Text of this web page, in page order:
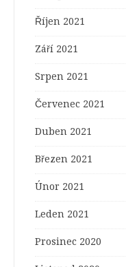
Říjen 2021
Září 2021
Srpen 2021
Červenec 2021
Duben 2021
Březen 2021
Únor 2021
Leden 2021
Prosinec 2020